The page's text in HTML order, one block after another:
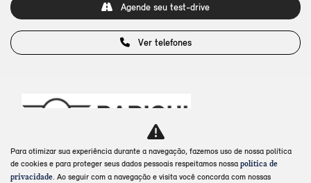
Ver telefones
Agende seu test-drive
MODELOS
Para otimizar sua experiência durante a navegação, fazemos uso de nossa política
de cookies e para proteger seus dados pessoais respeitamos nossa política de
privacidade. Ao seguir com a navegação e visita você concorda com nossas